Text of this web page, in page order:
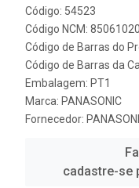
Código: 54523
Código NCM: 85061020
Código de Barras do
Código de Barras da
Embalagem: PT1
Marca: PANASONIC
Fornecedor:
cadastre-se